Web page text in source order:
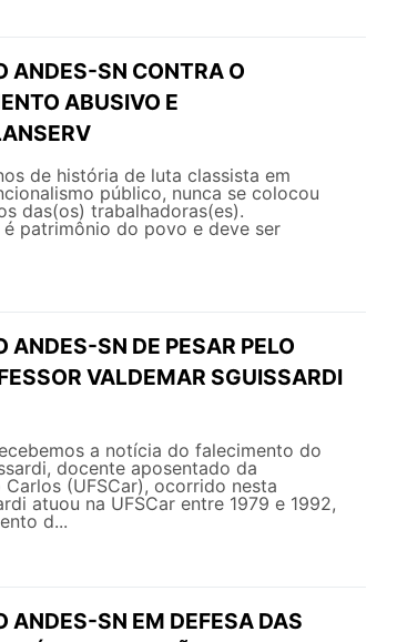
ANDES-SN CONTRA O
ABUSIVO E
de história de luta classista em
público, nunca se colocou
das(os) trabalhadoras(es).
patrimônio do povo e deve ser
ANDES-SN DE PESAR PELO
VALDEMAR SGUISSARDI
a notícia do falecimento do
docente aposentado da
(UFSCar), ocorrido nesta
atuou na UFSCar entre 1979 e 1992,
d...
ANDES-SN EM DEFESA DAS